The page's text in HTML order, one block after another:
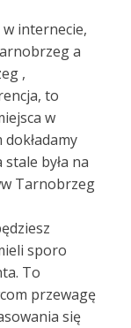
w internecie,
a
,
to
w
była na
Tarnobrzeg
sporo
To
przewagę
się